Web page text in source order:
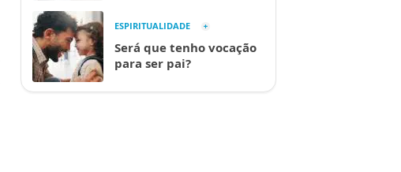
ESPIRITUALIDADE
Será que tenho vocação
para ser pai?